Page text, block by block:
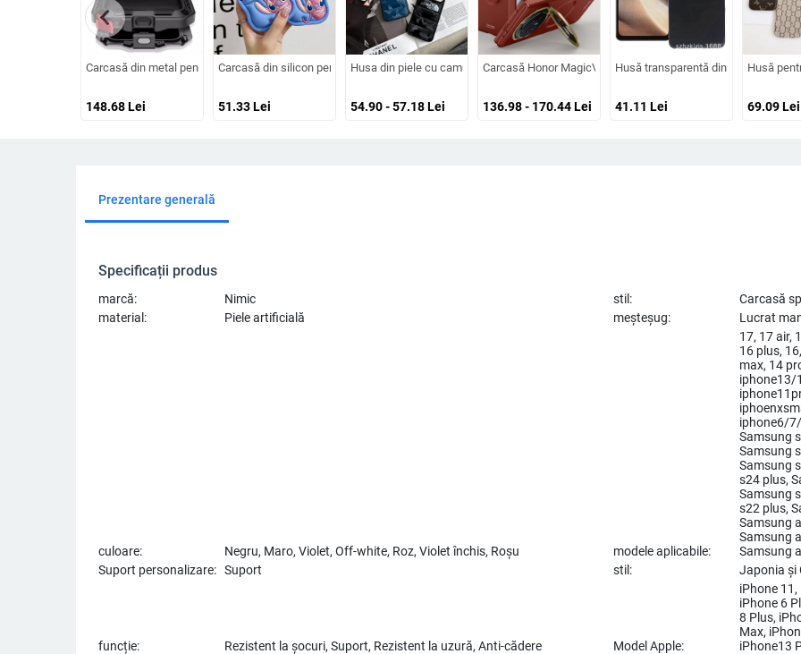
Carcasă din metal pentru Samsung Galaxy S24/S23/S25 Ultra, spate, prelucrată, personalizabilă, disipare căldură, anti-cadere, anti-amprentă
148.68Lei
Carcasă din silicon pentru iPhone cu design cartoon – protecție anti-cădere, finisaj mat, compatibilă cu seria
51.33Lei
Husa din piele cu camuflaj 3D, căptușeală din bumbac, stil jachetă de iarnă, compatibilă
54.90 - 57.18Lei
Carcasă Honor MagicV3 cu senzație de piele și balama
136.98 - 170.44Lei
Husă transparentă din silicon pentru
41.11 Lei
Husă
69.09Lei
chevron_left
Prezentare generală
Specificații produs
marcă: Nimic stil:
Carcasă
material:
Piele artificială meșteșug: Lucrat
culoare: Negru, Maro, Violet, Off-white, Roz, Violet închis, Roșu modele aplicabile:
17, 17 air,
16 plus,
max, 14
iphone13/
iphone6/
Samsung
Samsung
Samsung
s24 plus,
Samsung
s22 plus,
Samsung
Samsung
Samsung
Suport personalizare: Suport stil: Japonia și
funcție: Rezistent la șocuri, Suport, Rezistent la uzură, Anti-cădere Model Apple:
iPhone 11,
iPhone 6
8 Plus,
Max,
iPhone13